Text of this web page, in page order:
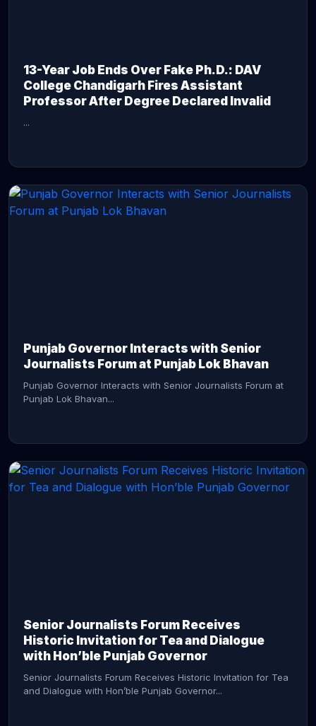
13-Year Job Ends Over Fake Ph.D.: DAV
College Chandigarh Fires Assistant
Professor After Degree Declared Invalid
...
Punjab Governor Interacts with Senior
Journalists Forum at Punjab Lok Bhavan
Punjab Governor Interacts with Senior Journalists Forum at
Punjab Lok Bhavan...
Senior Journalists Forum Receives
Historic Invitation for Tea and Dialogue
with Hon’ble Punjab Governor
Senior Journalists Forum Receives Historic Invitation for Tea
and Dialogue with Hon’ble Punjab Governor...